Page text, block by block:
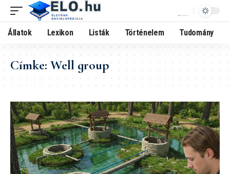
Állatok Lexikon Listák Történelem Tudomány
Címke:Well group